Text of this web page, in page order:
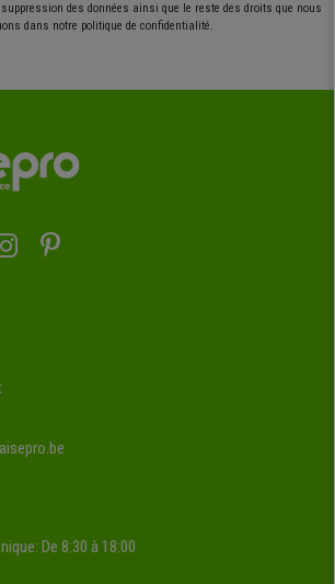
des données ainsi que le reste des droits que nous
dans notre politique de confidentialité.
De 8:30 à 18:00